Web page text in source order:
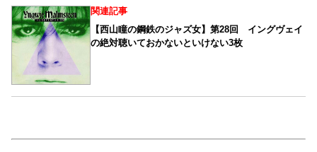
関連記事
【西山瞳の鋼鉄のジャズ女】第28回 イングヴェイ
の絶対聴いておかないといけない3枚